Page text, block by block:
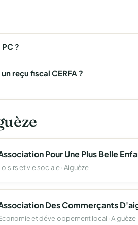
?
reçu fiscal CERFA ?
et vie sociale · Aiguèze
et développement local · Aiguèze